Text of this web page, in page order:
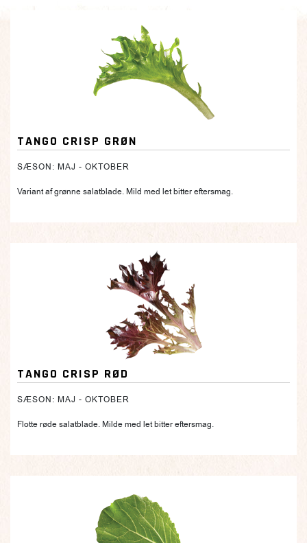
TANGO CRISP GRØN
SÆSON: MAJ - OKTOBER
Variant af grønne salatblade. Mild med let bitter eftersmag.
TANGO CRISP RØD
SÆSON: MAJ - OKTOBER
Flotte røde salatblade. Milde med let bitter eftersmag.